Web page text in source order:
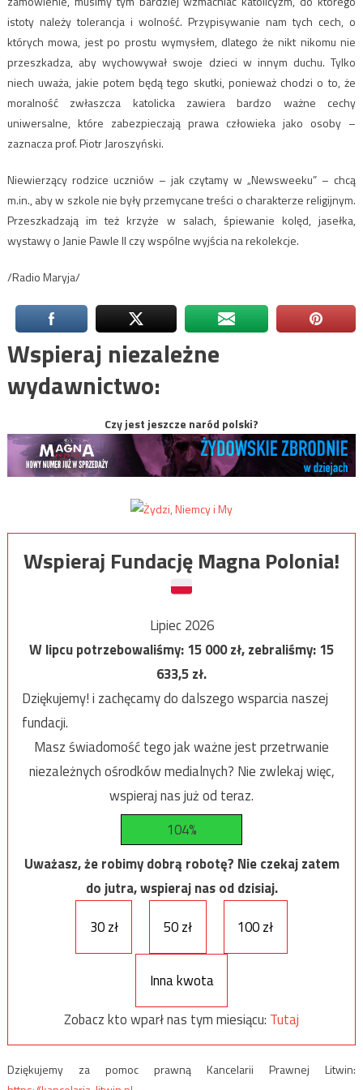
istoty należy tolerancja i wolność. Przypisywanie nam tych cech, o
których mowa, jest po prostu wymysłem, dlatego że nikt nikomu nie
przeszkadza, aby wychowywał swoje dzieci w innym duchu. Tylko
niech uważa, jakie potem będą tego skutki, ponieważ chodzi o to, że
moralność zwłaszcza katolicka zawiera bardzo ważne cechy
uniwersalne, które zabezpieczają prawa człowieka jako osoby –
zaznacza prof. Piotr Jaroszyński.
Niewierzący rodzice uczniów – jak czytamy w „Newsweeku” – chcą
m.in., aby w szkole nie były przemycane treści o charakterze religijnym.
Przeszkadzają im też krzyże w salach, śpiewanie kolęd, jasełka,
wystawy o Janie Pawle II czy wspólne wyjścia na rekolekcje.
/Radio Maryja/
Wspieraj niezależne
wydawnictwo:
Czy jest jeszcze naród polski?
Wspieraj Fundację Magna Polonia!
Lipiec 2026
W lipcu potrzebowaliśmy:15 000zł, zebraliśmy:15
633,5zł.
Dziękujemy! i zachęcamy do dalszego wsparcia naszej
fundacji.
Masz świadomość tego jak ważne jest przetrwanie
niezależnych ośrodków medialnych? Nie zwlekaj więc,
wspieraj nas już od teraz.
104%
Uważasz, że robimy dobrą robotę? Nie czekaj zatem
do jutra, wspieraj nas od dzisiaj.
30 zł
50 zł 100 zł
Inna kwota
Zobacz kto wparł nas tym miesiącu: Tutaj
Dziękujemy za pomoc prawną Kancelarii Prawnej Litwin: